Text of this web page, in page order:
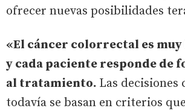
ofrecer nuevas posibilidades
«El cáncer colorrectal es
y cada paciente responde de
al tratamiento. Las decisiones
todavía se basan en criterios